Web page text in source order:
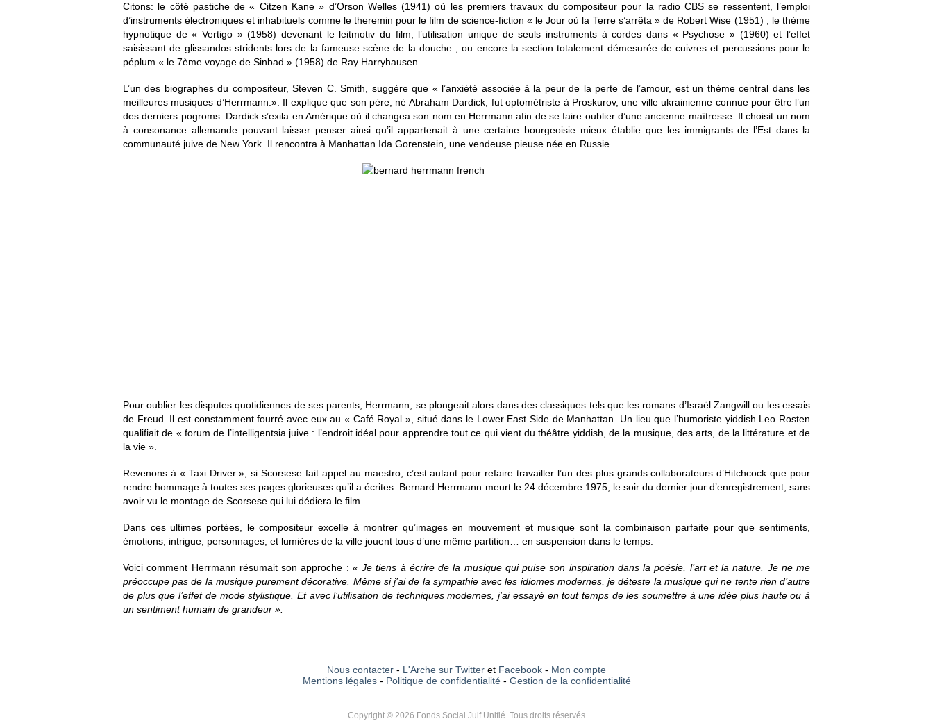
Citons: le côté pastiche de « Citzen Kane » d’Orson Welles (1941) où les premiers travaux du compositeur pour la radio CBS se ressentent, l’emploi
d’instruments électroniques et inhabituels comme le theremin pour le film de science-fiction « le Jour où la Terre s’arrêta » de Robert Wise (1951) ; le thème
hypnotique de « Vertigo » (1958) devenant le leitmotiv du film; l’utilisation unique de seuls instruments à cordes dans « Psychose » (1960) et l’effet
saisissant de glissandos stridents lors de la fameuse scène de la douche ; ou encore la section totalement démesurée de cuivres et percussions pour le
péplum « le 7ème voyage de Sinbad » (1958) de Ray Harryhausen.
L’un des biographes du compositeur, Steven C. Smith, suggère que « l’anxiété associée à la peur de la perte de l’amour, est un thème central dans les
meilleures musiques d’Herrmann.». Il explique que son père, né Abraham Dardick, fut optométriste à Proskurov, une ville ukrainienne connue pour être l’un
des derniers pogroms. Dardick s’exila en Amérique où il changea son nom en Herrmann afin de se faire oublier d’une ancienne maîtresse. Il choisit un nom
à consonance allemande pouvant laisser penser ainsi qu’il appartenait à une certaine bourgeoisie mieux établie que les immigrants de l’Est dans la
communauté juive de New York. Il rencontra à Manhattan Ida Gorenstein, une vendeuse pieuse née en Russie.
Pour oublier les disputes quotidiennes de ses parents, Herrmann, se plongeait alors dans des classiques tels que les romans d’Israël Zangwill ou les essais
de Freud. Il est constamment fourré avec eux au « Café Royal », situé dans le Lower East Side de Manhattan. Un lieu que l’humoriste yiddish Leo Rosten
qualifiait de « forum de l’intelligentsia juive : l’endroit idéal pour apprendre tout ce qui vient du théâtre yiddish, de la musique, des arts, de la littérature et de
la vie ».
Revenons à « Taxi Driver », si Scorsese fait appel au maestro, c’est autant pour refaire travailler l’un des plus grands collaborateurs d’Hitchcock que pour
rendre hommage à toutes ses pages glorieuses qu’il a écrites. Bernard Herrmann meurt le 24 décembre 1975, le soir du dernier jour d’enregistrement, sans
avoir vu le montage de Scorsese qui lui dédiera le film.
Dans ces ultimes portées, le compositeur excelle à montrer qu’images en mouvement et musique sont la combinaison parfaite pour que sentiments,
émotions, intrigue, personnages, et lumières de la ville jouent tous d’une même partition… en suspension dans le temps.
Voici comment Herrmann résumait son approche : « Je tiens à écrire de la musique qui puise son inspiration dans la poésie, l’art et la nature. Je ne me
préoccupe pas de la musique purement décorative. Même si j’ai de la sympathie avec les idiomes modernes, je déteste la musique qui ne tente rien d’autre
de plus que l’effet de mode stylistique. Et avec l’utilisation de techniques modernes, j’ai essayé en tout temps de les soumettre à une idée plus haute ou à
un sentiment humain de grandeur ».
Nous contacter - L'Arche sur Twitter et Facebook - Mon compte
Mentions légales- Politique de confidentialité- Gestion de la confidentialité
Copyright © 2026 Fonds Social Juif Unifié. Tous droits réservés